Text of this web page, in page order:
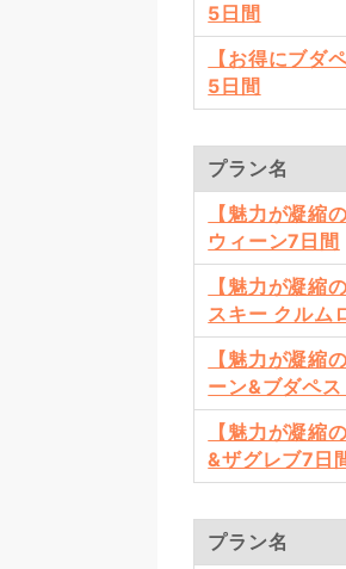
5日間
【お得にブダ
5日間
プラン名
【魅力が凝縮
ウィーン7日間
【魅力が凝縮
スキー クルム
【魅力が凝縮
ーン&ブダペス
【魅力が凝縮
&ザグレブ7日
プラン名